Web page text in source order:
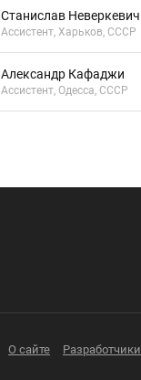
Станислав Неверкевич
Ассистент, Харьков, СССР
Александр Кафаджи
Ассистент, Одесса, СССР
О сайте Разработчики